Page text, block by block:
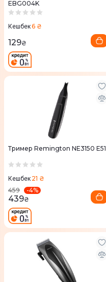
EBG004K
Кешбек6 ₴
129₴
Тример Remington NE3150 E51
Кешбек 21 ₴
459
-4%
439₴